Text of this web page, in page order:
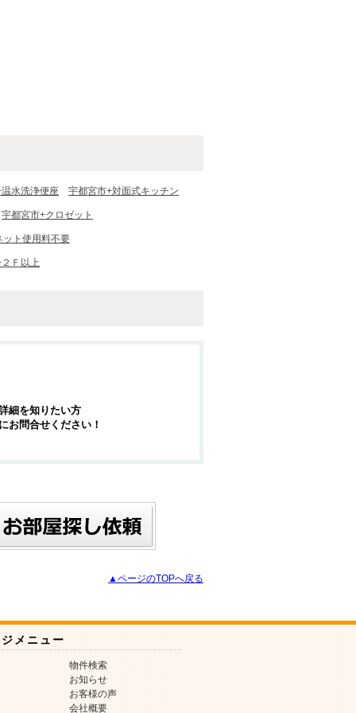
水洗浄便座 宇都宮市+対面式キッチン
宇都宮市+クロゼット
ット使用料不要
Ｆ以上
細を知りたい方
お問合せください！
▲ページのTOPへ戻る
メニュー
物件検索
お知らせ
お客様の声
会社概要